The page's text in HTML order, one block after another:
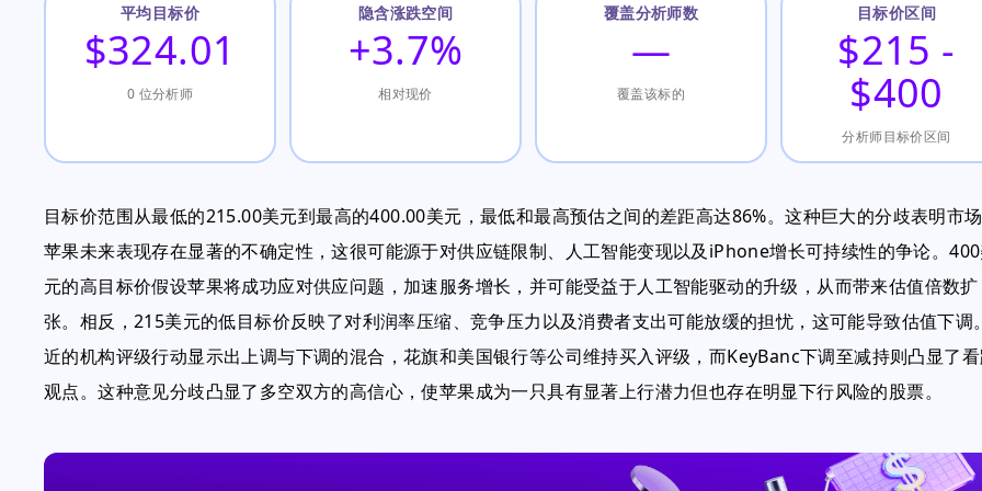
平均目标价
$324.01
0 位分析师
隐含涨跌空间
+3.7%
相对现价
覆盖分析师数
—
覆盖该标的
目标价区间
$215 -
$400
分析师目标价区间
目标价范围从最低的215.00美元到最高的400.00美元，最低和最高预估之间的差距高达86%。这种巨大的分歧表明市
苹果未来表现存在显著的不确定性，这很可能源于对供应链限制、人工智能变现以及iPhone增长可持续性的争论。
元的高目标价假设苹果将成功应对供应问题，加速服务增长，并可能受益于人工智能驱动的升级，从而带来估值倍数扩
张。相反，215美元的低目标价反映了对利润率压缩、竞争压力以及消费者支出可能放缓的担忧，这可能导致估值下调
近的机构评级行动显示出上调与下调的混合，花旗和美国银行等公司维持买入评级，而KeyBanc下调至减持则凸显了
观点。这种意见分歧凸显了多空双方的高信心，使苹果成为一只具有显著上行潜力但也存在明显下行风险的股票。